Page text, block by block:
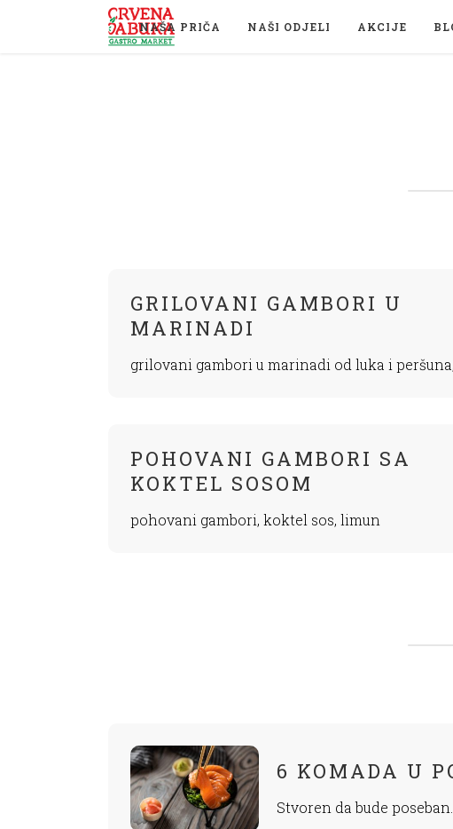
NAŠA PRIČA NAŠI ODJELI AKCIJE
GRILOVANI GAMBORI U
MARINADI
grilovani gambori u marinadi od luka i
POHOVANI GAMBORI SA
KOKTEL SOSOM
pohovani gambori, koktel sos, limun
6 KOMADA U
Stvoren da bude poseban.